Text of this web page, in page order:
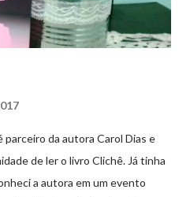
parceiro da autora Carol Dias e
de ler o livro Clichê. Já tinha
a autora em um evento